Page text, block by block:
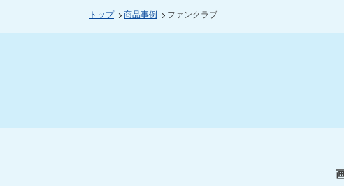
トップ 商品事例 ファンクラブ